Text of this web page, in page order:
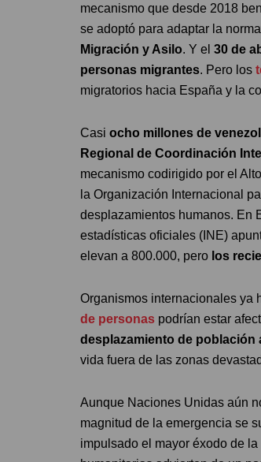
mecanismo que desde 2018
se adoptó para adaptar la
Migración y Asilo. Y el 30 de
personas migrantes. Pero los
migratorios hacia España y la
Casi ocho millones de
Regional de Coordinación
mecanismo codirigido por el
la Organización Internacional
desplazamientos humanos. En
estadísticas oficiales (INE)
elevan a 800.000, pero los
Organismos internacionales ya
de personas podrían estar
desplazamiento de población
vida fuera de las zonas
Aunque Naciones Unidas aún
magnitud de la emergencia se
impulsado el mayor éxodo de